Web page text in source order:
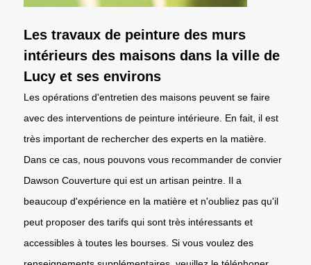
Les travaux de peinture des murs
intérieurs des maisons dans la ville de
Lucy et ses environs
Les opérations d'entretien des maisons peuvent se faire
avec des interventions de peinture intérieure. En fait, il est
très important de rechercher des experts en la matière.
Dans ce cas, nous pouvons vous recommander de convier
Dawson Couverture qui est un artisan peintre. Il a
beaucoup d'expérience en la matière et n'oubliez pas qu'il
peut proposer des tarifs qui sont très intéressants et
accessibles à toutes les bourses. Si vous voulez des